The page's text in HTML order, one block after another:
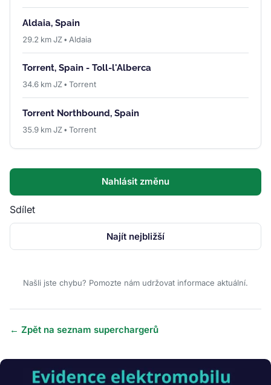
Aldaia, Spain
29.2 km JZ • Aldaia
Torrent, Spain - Toll-l'Alberca
34.6 km JZ • Torrent
Torrent Northbound, Spain
35.9 km JZ • Torrent
Nahlásit změnu
Sdílet
Najít nejbližší
Našli jste chybu? Pomozte nám udržovat informace aktuální.
← Zpět na seznam superchargerů
Obrázek